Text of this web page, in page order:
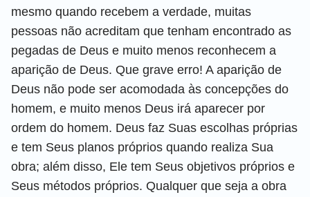
mesmo quando recebem a verdade, muitas
pessoas não acreditam que tenham encontrado as
pegadas de Deus e muito menos reconhecem a
aparição de Deus. Que grave erro! A aparição de
Deus não pode ser acomodada às concepções do
homem, e muito menos Deus irá aparecer por
ordem do homem. Deus faz Suas escolhas próprias
e tem Seus planos próprios quando realiza Sua
obra; além disso, Ele tem Seus objetivos próprios e
Seus métodos próprios. Qualquer que seja a obra